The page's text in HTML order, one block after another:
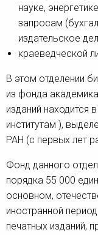
науке,
запросам
издательское
краеведческой
В этом отделении
из фонда
изданий находится
институтам ),
РАН (с первых лет
Фонд данного
порядка 55 000
основном,
иностранной
печатных изданий,